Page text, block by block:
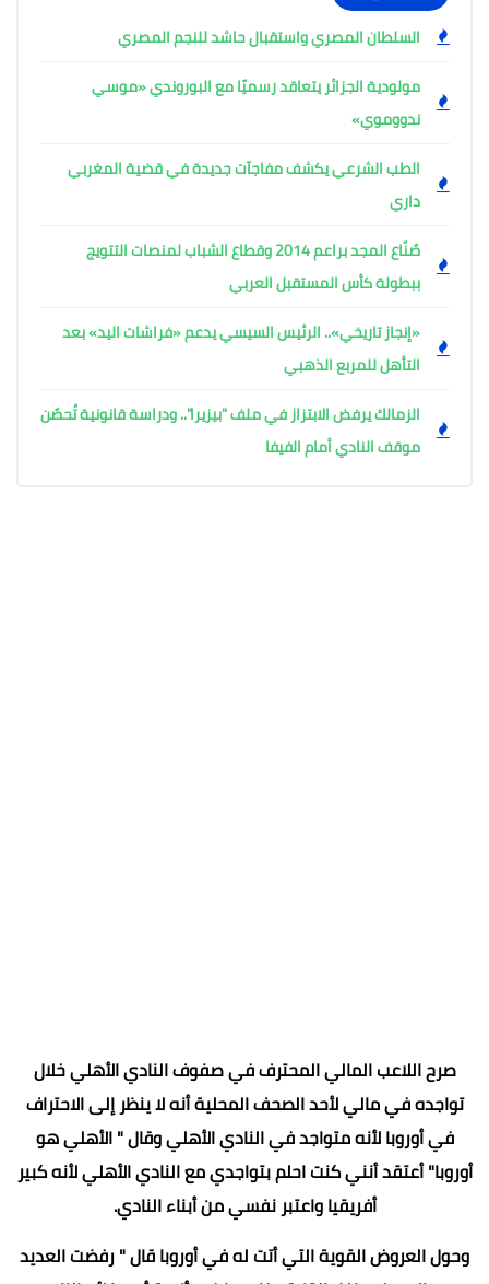
السلطان المصري واستقبال حاشد للنجم المصري
مولودية الجزائر يتعاقد رسميًا مع البوروندي «موسي
ندووموي»
الطب الشرعي يكشف مفاجآت جديدة في قضية المغربي
داري
صُنّاع المجد براعم 2014 وقطاع الشباب لمنصات التتويج
ببطولة كأس المستقبل العربي
«إنجاز تاريخي».. الرئيس السيسي يدعم «فراشات اليد» بعد
التأهل للمربع الذهبي
الزمالك يرفض الابتزاز في ملف "بيزيرا".. ودراسة قانونية تُحصّن
موقف النادي أمام الفيفا
صرح اللاعب المالي المحترف في صفوف النادي الأهلي خلال
تواجده في مالي لأحد الصحف المحلية أنه لا ينظر إلى الاحتراف
في أوروبا لأنه متواجد في النادي الأهلي وقال " الأهلي هو
أوروبا" أعتقد أنني كنت احلم بتواجدي مع النادي الأهلي لأنه كبير
أفريقيا واعتبر نفسي من أبناء النادي.
وحول العروض القوية التي أتت له في أوروبا قال " رفضت العديد